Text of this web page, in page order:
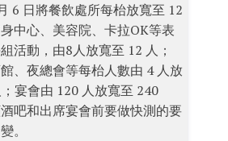
6 日將餐飲處所每枱放寬至 12
中心、美容院、卡拉OK等表
活動，由8人放寬至 12 人；
、夜總會等每枱人數由 4 人放
宴會由 120 人放寬至 240
吧和出席宴會前要做快測的要
。